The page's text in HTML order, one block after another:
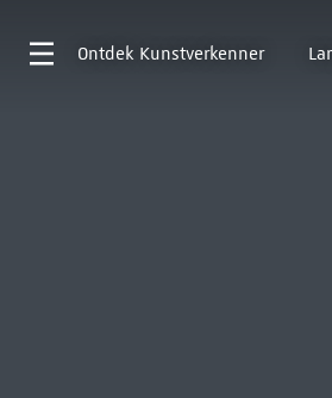
Ontdek Kunstverkenner